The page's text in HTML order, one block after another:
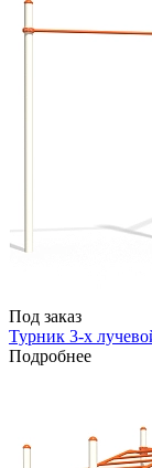
Под заказ
Турник 3-х
Подробнее